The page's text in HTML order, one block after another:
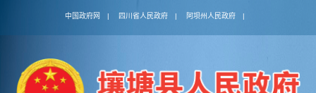
中国政府网 | 四川省人民政府 | 阿坝州人民政府 |